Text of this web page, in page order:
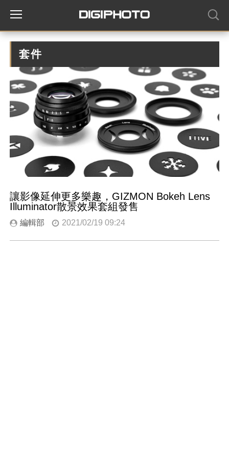
套件
讓影像延伸更多樂趣，GIZMON Bokeh Lens
Illuminator散景效果套組發售
編輯部 2021/02/19 09:24